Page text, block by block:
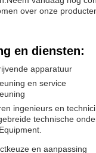
over onze
en diensten:
apparatuur
en service
ingenieurs en
technische
en aanpassing